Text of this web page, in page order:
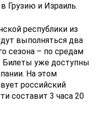
Грузию и Израиль.
республики из
выполняться два
сезона – по средам
Билеты уже доступны
На этом
российский
составит 3 часа 20